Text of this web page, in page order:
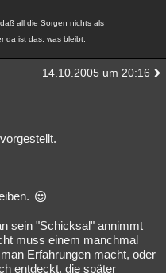
all die Sorgen nichts als
da ist das, was bleibt.
14.10.2005 um 20:16
sein "Schicksal" annimmt
muss einem manchmal
Erfahrungen macht, oder
entdeckt, die später